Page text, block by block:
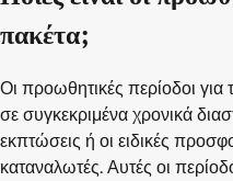
πακέτα;
Οι προωθητικές περίοδοι
σε συγκεκριμένα χρονικά
εκπτώσεις ή οι ειδικές
καταναλωτές. Αυτές οι